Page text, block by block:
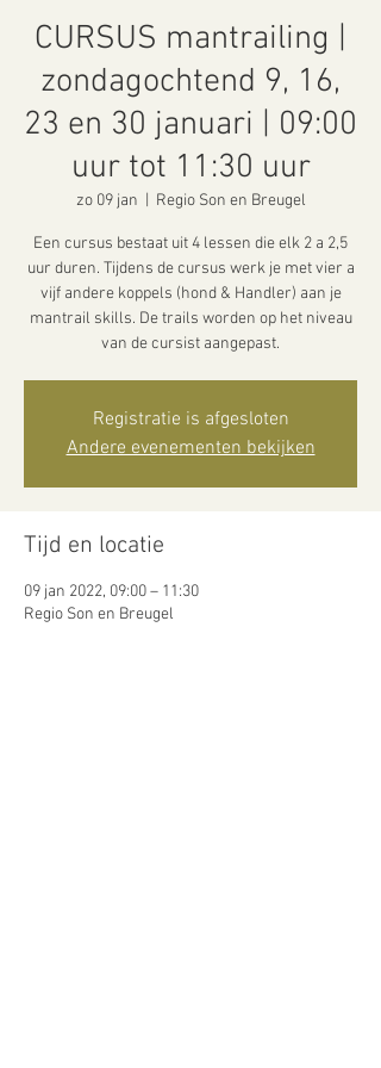
CURSUS mantrailing |
zondagochtend 9, 16,
23 en 30 januari | 09:00
uur tot 11:30 uur
zo 09 jan Regio Son en Breugel
Een cursus bestaat uit 4 lessen die elk 2 a 2,5
uur duren. Tijdens de cursus werk je met vier a
vijf andere koppels (hond & Handler) aan je
mantrail skills. De trails worden op het niveau
van de cursist aangepast.
Registratie is afgesloten
Andere evenementen bekijken
Tijd en locatie
09 jan 2022, 09:00 – 11:30
Regio Son en Breugel